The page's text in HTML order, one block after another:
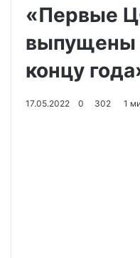
«Первые
выпущены
концу
17.05.2022 0 302 1